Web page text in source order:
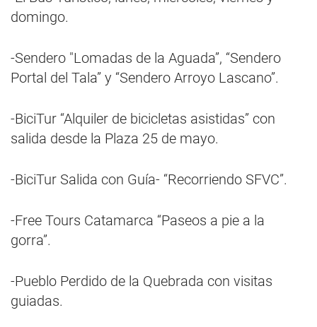
domingo.
-Sendero "Lomadas de la Aguada”, “Sendero
Portal del Tala” y “Sendero Arroyo Lascano”.
-BiciTur “Alquiler de bicicletas asistidas” con
salida desde la Plaza 25 de mayo.
-BiciTur Salida con Guía- “Recorriendo SFVC”.
-Free Tours Catamarca “Paseos a pie a la
gorra”.
-Pueblo Perdido de la Quebrada con visitas
guiadas.